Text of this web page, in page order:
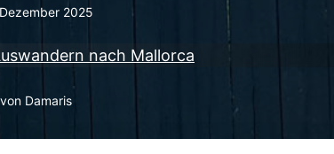
2025
nach Mallorca
von Damaris